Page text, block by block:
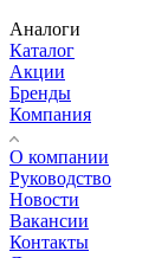
Аналоги
Каталог
Акции
Бренды
Компания
О компании
Руководство
Новости
Вакансии
Контакты